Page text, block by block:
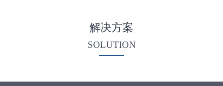
解决方案
SOLUTION